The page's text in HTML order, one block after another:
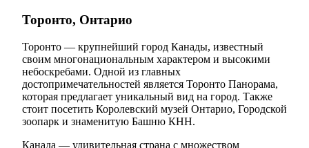
Торонто, Онтарио
Торонто — крупнейший город Канады, известный
своим многонациональным характером и высокими
небоскребами. Одной из главных
достопримечательностей является Торонто Панорама,
которая предлагает уникальный вид на город. Также
стоит посетить Королевский музей Онтарио, Городской
зоопарк и знаменитую Башню КНН.
Канада — удивительная страна с множеством